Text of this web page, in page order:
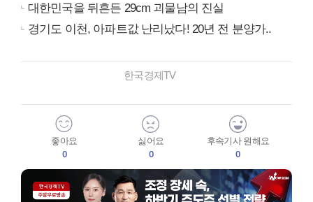
대한민국을 뒤흔든 29cm 괴물남의 진실
경기도 이천, 아파트값 난리났다! 20년 전 분양가..
한국경제TV
좋아요
0
싫어요
0
후속기사 원해요
0